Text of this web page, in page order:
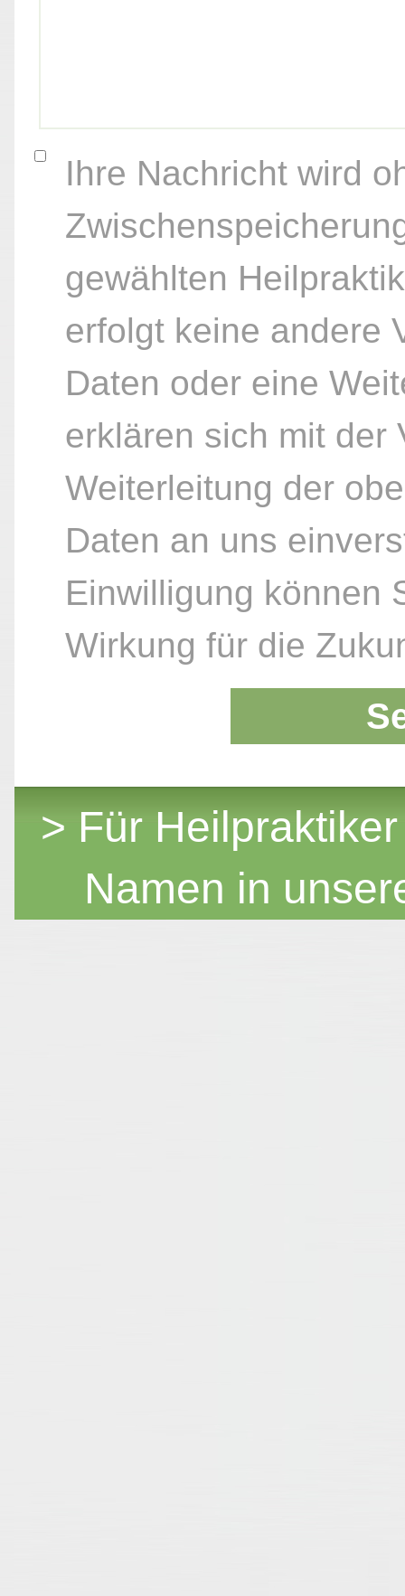
Ihre Nachricht wird
gewählten
erfolgt keine andere
Daten oder eine
erklären sich mit der
Weiterleitung der
Daten an uns
Einwilligung können
Wirkung für die
> Für
Namen in